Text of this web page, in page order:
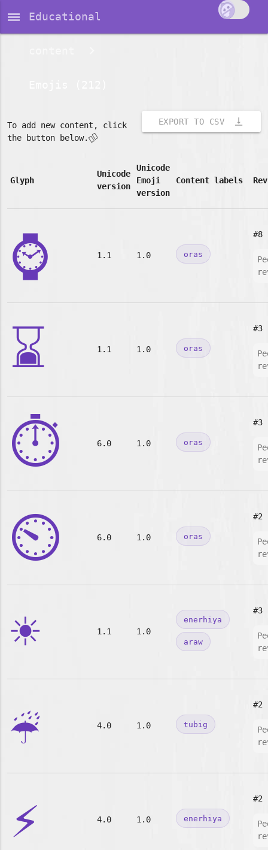
dehaze Educational
EXPORT TO CSV vertical_align_bottom
To add new content, click
the button below.👇🏽
Glyph
Unicode
version
Unicode
Emoji
version
Content labels
⌚ 1.1 1.0 oras
#8
⌛ 1.1 1.0 oras
#3
⏱️ 6.0 1.0 oras
#3
⏲️ 6.0 1.0 oras
#2
☀️ 1.1 1.0
enerhiya
araw
#3
☔ 4.0 1.0 tubig
#2
⚡ 4.0 1.0 enerhiya
#2